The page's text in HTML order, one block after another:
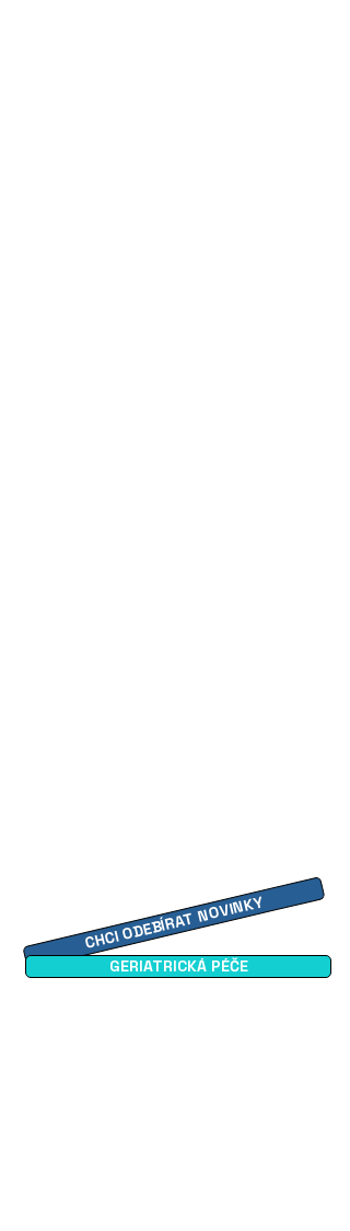
CHCI ODEBÍRAT NOVINKY
GERIATRICKÁ PÉČE